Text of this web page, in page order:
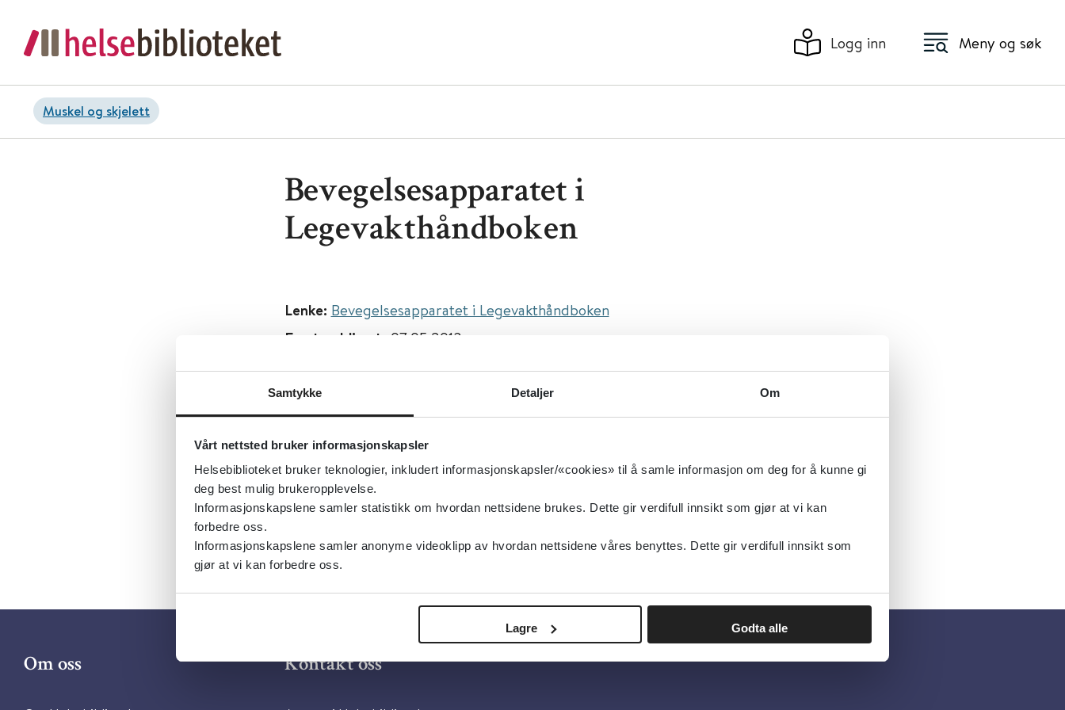
Samtykke Detaljer Om
Vårt nettsted bruker informasjonskapsler
Helsebiblioteket bruker teknologier, inkludert informasjonskapsler/«cookies» til å samle informasjon om deg for å kunne gi
deg best mulig brukeropplevelse.
Informasjonskapslene samler statistikk om hvordan nettsidene brukes. Dette gir verdifull innsikt som gjør at vi kan
forbedre oss.
Informasjonskapslene samler anonyme videoklipp av hvordan nettsidene våres benyttes. Dette gir verdifull innsikt som
gjør at vi kan forbedre oss.
Lagre Godta alle
Logg inn Meny og søk
Muskel og skjelett
Bevegelsesapparatet i
Legevakthåndboken
Lenke: Bevegelsesapparatet i Legevakthåndboken
Først publisert: 07.05.2013
Tema:
Dokumenttype:Oppslagsverk
Utgiver:Gyldendal Akademisk
Språk:Norsk
Om oss Kontakt oss